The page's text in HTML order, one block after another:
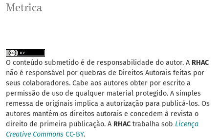
Metrica
O conteúdo submetido é de responsabilidade do autor. A RHAC
não é responsável por quebras de Direitos Autorais feitas por
seus colaboradores. Cabe aos autores obter por escrito a
permissão de uso de qualquer material protegido. A simples
remessa de originais implica a autorização para publicá-los. Os
autores mantêm os direitos autorais e concedem à revista o
direito de primeira publicação. A RHAC trabalha sob Licença
Creative Commons CC-BY.